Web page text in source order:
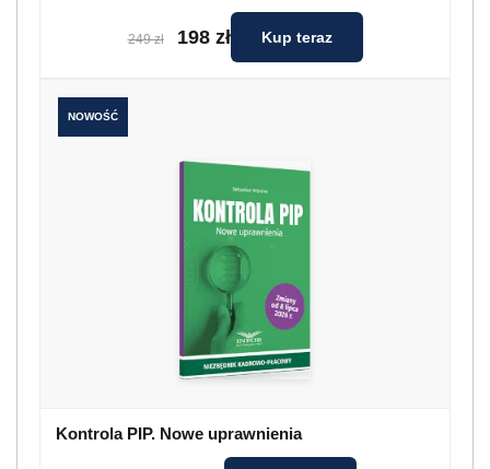
249 zł 198 zł Kup teraz
NOWOŚĆ
Kontrola PIP. Nowe uprawnienia